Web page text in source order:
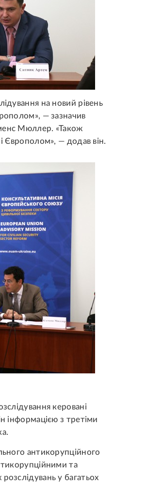
на новий рівень
— зазначив
Мюллер. «Також
Європолом», — додав він.
керовані
інформацією з третіми
антикорупційного
та
у багатьох